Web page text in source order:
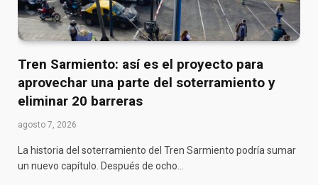
Tren Sarmiento: así es el proyecto para
aprovechar una parte del soterramiento y
eliminar 20 barreras
agosto 7, 2026
La historia del soterramiento del Tren Sarmiento podría sumar
un nuevo capítulo. Después de ocho…